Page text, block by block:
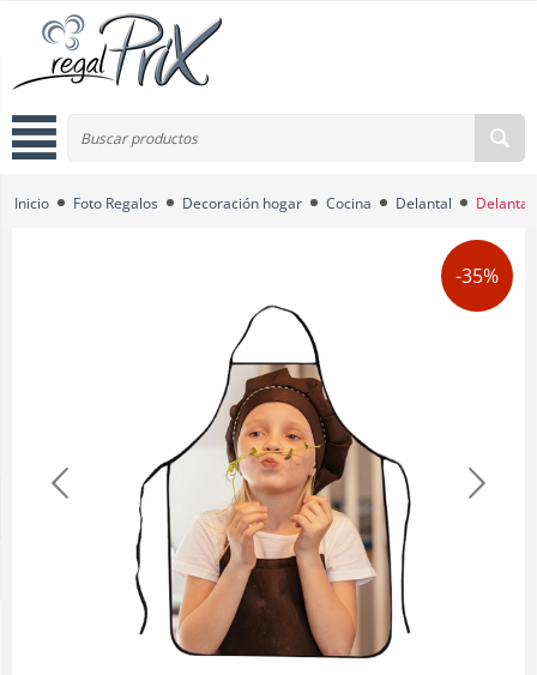
Inicio Foto Regalos Decoración hogar Cocina Delantal Delantal
-35%